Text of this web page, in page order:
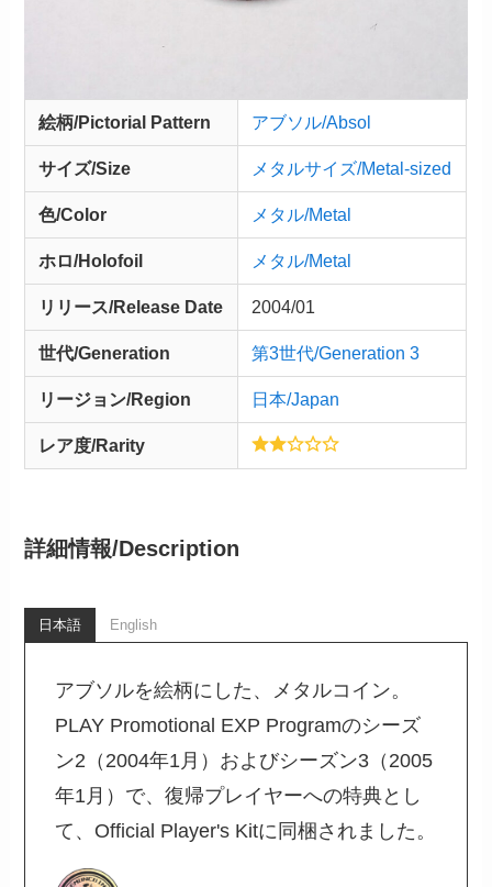
絵柄/Pictorial Pattern アブソル/Absol
サイズ/Size メタルサイズ/Metal-sized
色/Color メタル/Metal
ホロ/Holofoil メタル/Metal
リリース/Release Date 2004/01
世代/Generation 第3世代/Generation 3
リージョン/Region 日本/Japan
レア度/Rarity
詳細情報/Description
日本語 English
アブソルを絵柄にした、メタルコイン。
PLAY Promotional EXP Programのシーズ
ン2（2004年1月）およびシーズン3（2005
年1月）で、復帰プレイヤーへの特典とし
て、Official Player's Kitに同梱されました。